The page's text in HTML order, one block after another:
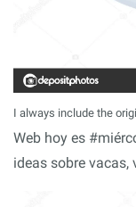
I always include the
Web hoy es
ideas sobre vacas,